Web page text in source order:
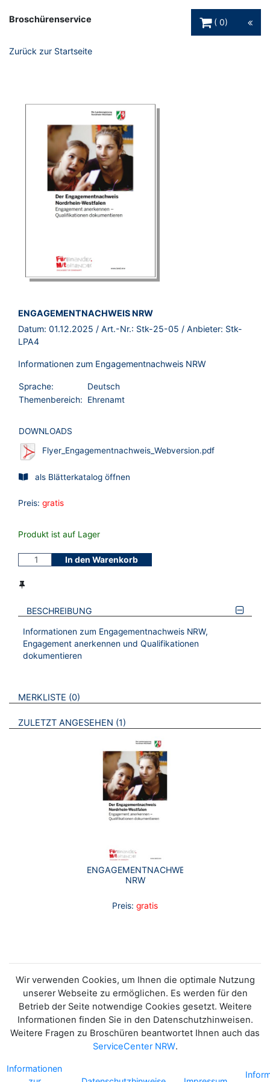
Broschürenservice
0
Zurück zur Startseite
BROSCHÜRE:
ENGAGEMENTNACHWEIS NRW
Datum: 01.12.2025 / Art.-Nr.: Stk-25-05 / Anbieter: Stk-
LPA4
Informationen zum Engagementnachweis NRW
Sprache:
Deutsch
Themenbereich:
Ehrenamt
DOWNLOADS
Flyer_Engagementnachweis_Webversion.pdf
als Blätterkatalog öffnen
Preis: gratis
Produkt ist auf Lager
In den Warenkorb
BESCHREIBUNG
Informationen zum Engagementnachweis NRW,
Engagement anerkennen und Qualifikationen
dokumentieren
VERWEISE AUF VERMERKTE- ODER ZULETZT ANGESEHENE
MERKLISTE 0 BROSCHÜREN
ZULETZT ANGESEHEN 1 BROSCHÜREN
ENGAGEMENTNACHWEIS
NRW
Preis: gratis
Wir verwenden Cookies, um Ihnen die optimale Nutzung
unserer Webseite zu ermöglichen. Es werden für den
Betrieb der Seite notwendige Cookies gesetzt. Weitere
Informationen finden Sie in den Datenschutzhinweisen.
Weitere Fragen zu Broschüren beantwortet Ihnen auch das
ServiceCenter NRW.
Informationen